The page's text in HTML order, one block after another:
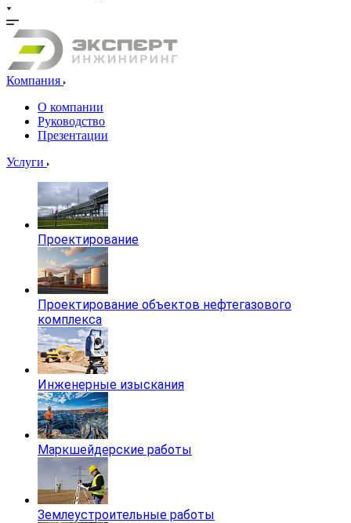
Компания
О компании
Руководство
Презентации
Услуги
Проектирование
Проектирование объектов нефтегазового
комплекса
Инженерные изыскания
Маркшейдерские работы
Землеустроительные работы